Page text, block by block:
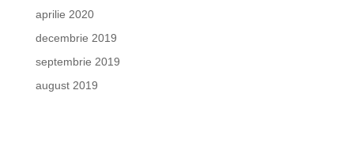
aprilie 2020
decembrie 2019
septembrie 2019
august 2019